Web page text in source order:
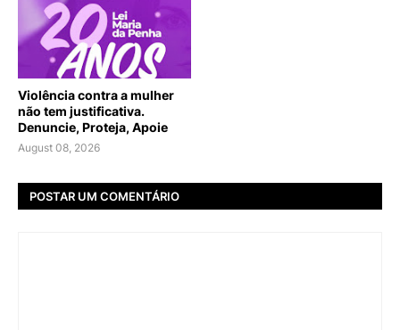
Violência contra a mulher
não tem justificativa.
Denuncie, Proteja, Apoie
August 08, 2026
POSTAR UM COMENTÁRIO